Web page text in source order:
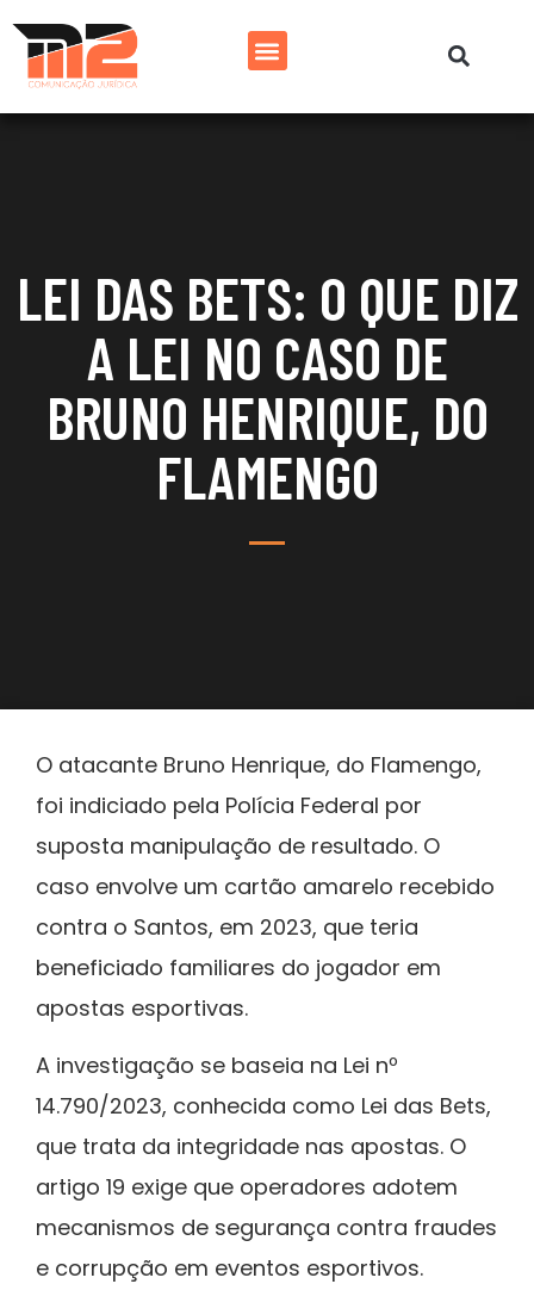
LEI DAS BETS: O QUE DIZ
A LEI NO CASO DE
BRUNO HENRIQUE, DO
FLAMENGO
O atacante Bruno Henrique, do Flamengo,
foi indiciado pela Polícia Federal por
suposta manipulação de resultado. O
caso envolve um cartão amarelo recebido
contra o Santos, em 2023, que teria
beneficiado familiares do jogador em
apostas esportivas.
A investigação se baseia na Lei nº
14.790/2023, conhecida como Lei das Bets,
que trata da integridade nas apostas. O
artigo 19 exige que operadores adotem
mecanismos de segurança contra fraudes
e corrupção em eventos esportivos.